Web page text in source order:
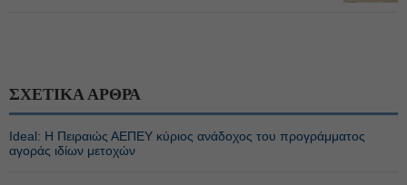
ΣΧΕΤΙΚΑ ΑΡΘΡΑ
Ideal: Η Πειραιώς ΑΕΠΕΥ κύριος ανάδοχος του προγράμματος
αγοράς ιδίων μετοχών